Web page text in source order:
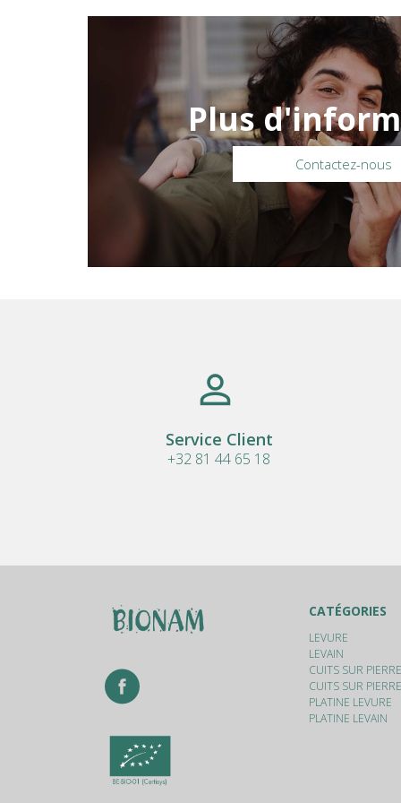
Plus
Contactez-nous
Service Client
+32 81 44 65 18
CATÉGORIES
LEVURE
LEVAIN
CUITS SUR
CUITS SUR
PLATINE LEVURE
PLATINE LEVAIN